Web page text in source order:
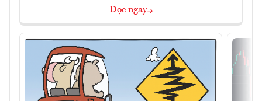
Đọc ngay